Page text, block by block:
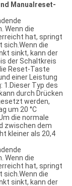
Manualreset-
Wenn die
hat, springt
sich.Wenn die
sinkt, kann der
der Schaltkreis
Reset-Taste
einer Leistung
1.Dieser Typ des
durch Drücken
werden,
um 20 °C
die normale
zwischen dem
kleiner als 20,4
Wenn die
hat, springt
sich.Wenn die
sinkt, kann der